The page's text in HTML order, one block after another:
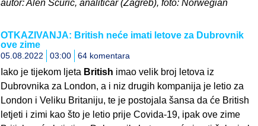
autor: Alen Šćuric, analitičar (Zagreb), foto: Norwegian
OTKAZIVANJA: British neće imati letove za Dubrovnik
ove zime
05.08.2022 03:00 64 komentara
Iako je tijekom ljeta British imao velik broj letova iz
Dubrovnika za London, a i niz drugih kompanija je letio za
London i Veliku Britaniju, te je postojala šansa da će British
letjeti i zimi kao što je letio prije Covida-19, ipak ove zime